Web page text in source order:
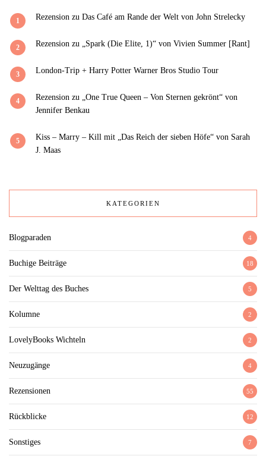
1 Rezension zu Das Café am Rande der Welt von John Strelecky
2 Rezension zu „Spark (Die Elite, 1)“ von Vivien Summer [Rant]
3 London-Trip + Harry Potter Warner Bros Studio Tour
4
Rezension zu „One True Queen – Von Sternen gekrönt“ von
Jennifer Benkau
5
Kiss – Marry – Kill mit „Das Reich der sieben Höfe“ von Sarah
J. Maas
KATEGORIEN
Blogparaden 4
Buchige Beiträge 18
Der Welttag des Buches 5
Kolumne 2
LovelyBooks Wichteln 2
Neuzugänge 4
Rezensionen 55
Rückblicke 12
Sonstiges 7